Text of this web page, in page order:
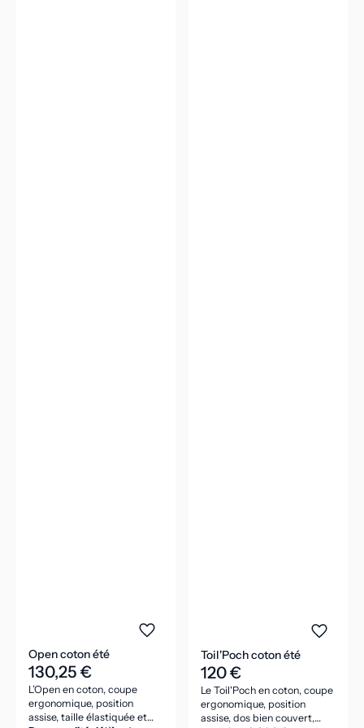
Open coton été
130,25 €
L’Open en coton, coupe
ergonomique, position
assise, taille élastiquée et
Toil'Poch coton été
120 €
Le Toil'Poch en coton, coupe
ergonomique, position
assise, dos bien couvert,